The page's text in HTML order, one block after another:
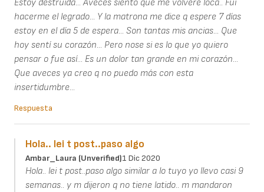
Estoy destruida... Aveces siento que me volveré loca.. Fui
hacerme el legrado... Y la matrona me dice q espere 7 días
estoy en el día 5 de espera... Son tantas mis ancias... Que
hoy sentí su corazón... Pero nose si es lo que yo quiero
pensar o fue así... Es un dolor tan grande en mi corazón...
Que aveces ya creo q no puedo más con esta
insertidumbre...
Respuesta
Hola.. lei t post..paso algo
Ambar_Laura (unverified)1 Dic 2020
Hola.. lei t post..paso algo similar a lo tuyo yo llevo casi 9
semanas.. y m dijeron q no tiene latido.. m mandaron